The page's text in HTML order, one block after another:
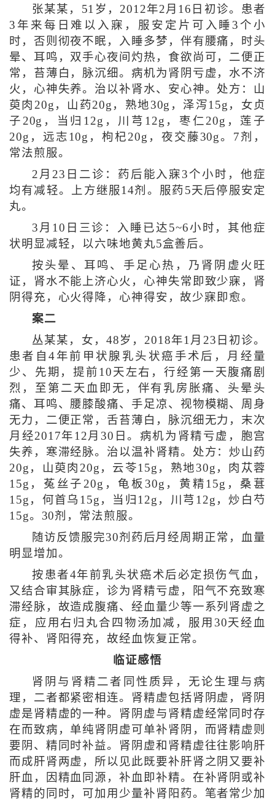
张某某，51岁，2012年2月16日初诊。患者
3年来每日难以入寐，服安定片可入睡3个小
时，否则彻夜不眠，入睡多梦，伴有腰痛，时头
晕、耳鸣，双手心夜间灼热，食欲尚可，二便正
常，苔薄白，脉沉细。病机为肾阴亏虚，水不济
火，心神失养。治以补肾水、安心神。处方：山
萸肉20g，山药20g，熟地30g，泽泻15g，女贞
子20g，当归12g，川芎12g，枣仁20g，莲子
20g，远志10g，枸杞20g，夜交藤30g。7剂，
常法煎服。
2月23日二诊：药后能入寐3个小时，他症
均有减轻。上方继服14剂。服药5天后停服安定
丸。
3月10日三诊：入睡已达5~6小时，其他症
状明显减轻，以六味地黄丸5盒善后。
按头晕、耳鸣、手足心热，乃肾阴虚火旺
证，肾水不能上济心火，心神失常即致少寐，肾
阴得充，心火得降，心神得安，故少寐即愈。
案二
丛某某，女，48岁，2018年1月23日初诊。
患者自4年前甲状腺乳头状癌手术后，月经量
少、先期，提前10天左右，行经第一天腹痛剧
烈，至第二天血即无，伴有乳房胀痛、头晕头
痛、耳鸣、腰膝酸痛、手足凉、视物模糊、周身
无力，二便正常，舌苔薄白，脉沉细无力，末次
月经2017年12月30日。病机为肾精亏虚，胞宫
失养，寒滞经脉。治以温补肾精。处方：炒山药
20g，山萸肉20g，云苓15g，熟地30g，肉苁蓉
15g，菟丝子20g，龟板30g，黄精15g，桑葚
15g，何首乌15g，当归12g，川芎12g，炒白芍
15g。30剂，常法煎服。
随访反馈服完30剂药后月经周期正常，血量
明显增加。
按患者4年前乳头状癌术后必定损伤气血，
又结合审其脉症，诊为肾精亏虚，阳气不充致寒
滞经脉，故造成腹痛、经血量少等一系列肾虚之
症，应用右归丸合四物汤加减，服用30天经血
得补、肾阳得充，故经血恢复正常。
临证感悟
肾阴与肾精二者同性质异，无论生理与病
理，二者都紧密相连。肾精虚包括肾阴虚，肾阴
虚是肾精虚的一种。肾阴虚与肾精虚经常同时存
在而致病，单纯肾阴虚可单补肾阴，而肾精虚则
要阴、精同时补益。肾阴虚和肾精虚往往影响肝
而成肝肾两虚，所以见此既要补肝肾之阴又要补
肝血，因精血同源，补血即补精。在补肾阴或补
肾精的同时，可加用少量补肾阳药。笔者常少加